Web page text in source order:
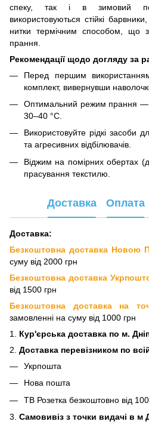
спеку, так і в зимовий
використовуються стійкі
нитки термічним способом, що
прання.
Рекомендації щодо догляду за
Перед першим
комплект, вивернувши
Оптимальний режим прання —
30–40 °C.
Використовуйте рідкі засоби
та агресивних відбілювачів.
Віджим на помірних обертах
прасування текстилю.
Доставка Оплата
Доставка:
Безкоштовна доставка Новою
суму від 2000 грн
Безкоштовна доставка
від 1500 грн
Безкоштовна доставка на
замовленні на суму від 1000 грн
1. Кур'єрська доставка по м.
2. Доставка перевізником по
Укрпошта
Нова пошта
ТВ Розетка безкоштовно від
3. Самовивіз з точки видачі в м